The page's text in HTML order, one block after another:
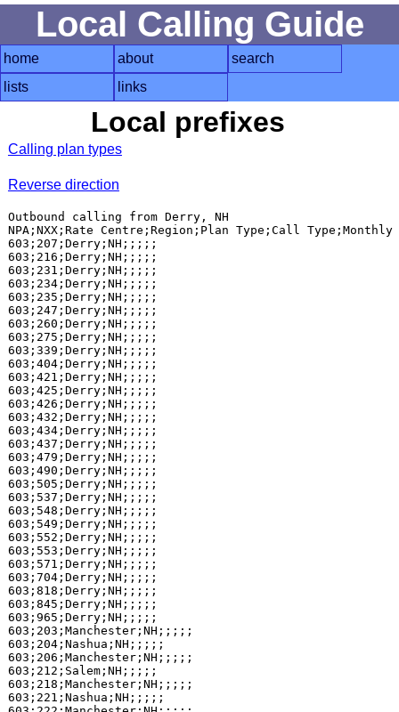
Local Calling Guide
home about
search
lists
links
Local prefixes
Calling plan types
Reverse direction
Outbound calling from Derry, NH
NPA;NXX;Rate Centre;Region;Plan Type;Call
603;207;Derry;NH;;;;;
603;216;Derry;NH;;;;;
603;231;Derry;NH;;;;;
603;234;Derry;NH;;;;;
603;235;Derry;NH;;;;;
603;247;Derry;NH;;;;;
603;260;Derry;NH;;;;;
603;275;Derry;NH;;;;;
603;339;Derry;NH;;;;;
603;404;Derry;NH;;;;;
603;421;Derry;NH;;;;;
603;425;Derry;NH;;;;;
603;426;Derry;NH;;;;;
603;432;Derry;NH;;;;;
603;434;Derry;NH;;;;;
603;437;Derry;NH;;;;;
603;479;Derry;NH;;;;;
603;490;Derry;NH;;;;;
603;505;Derry;NH;;;;;
603;537;Derry;NH;;;;;
603;548;Derry;NH;;;;;
603;549;Derry;NH;;;;;
603;552;Derry;NH;;;;;
603;553;Derry;NH;;;;;
603;571;Derry;NH;;;;;
603;704;Derry;NH;;;;;
603;818;Derry;NH;;;;;
603;845;Derry;NH;;;;;
603;965;Derry;NH;;;;;
603;203;Manchester;NH;;;;;
603;204;Nashua;NH;;;;;
603;206;Manchester;NH;;;;;
603;212;Salem;NH;;;;;
603;218;Manchester;NH;;;;;
603;221;Nashua;NH;;;;;